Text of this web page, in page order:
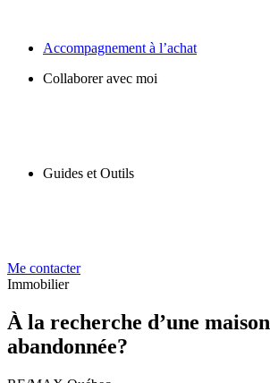
Accompagnement à l’achat
Collaborer avec moi
Guides et Outils
Me contacter
Immobilier
À la recherche d’une maison
abandonnée?